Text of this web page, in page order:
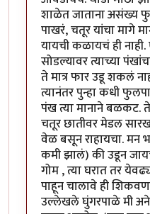
शाळेत जाताना असंख्य
पाखरं, चतूर यांचा मागे
यायची कळायचं ही
सोडल्यावर त्याच्या
ते मात्र फार उडू शकलं
त्यानंतर पुन्हा कधी
पंख त्या मानाने बळकट.
चतूर छातीवर मेडल
वेळ बसून राहायचा. मन
कमी झालं) की उडून
गोम , त्या घरात तर
पाहून चालावे ही
उल्लेखले घुंगरपाळे मी